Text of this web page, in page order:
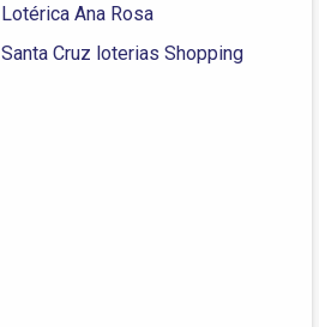
Lotérica Ana Rosa
Santa Cruz loterias Shopping